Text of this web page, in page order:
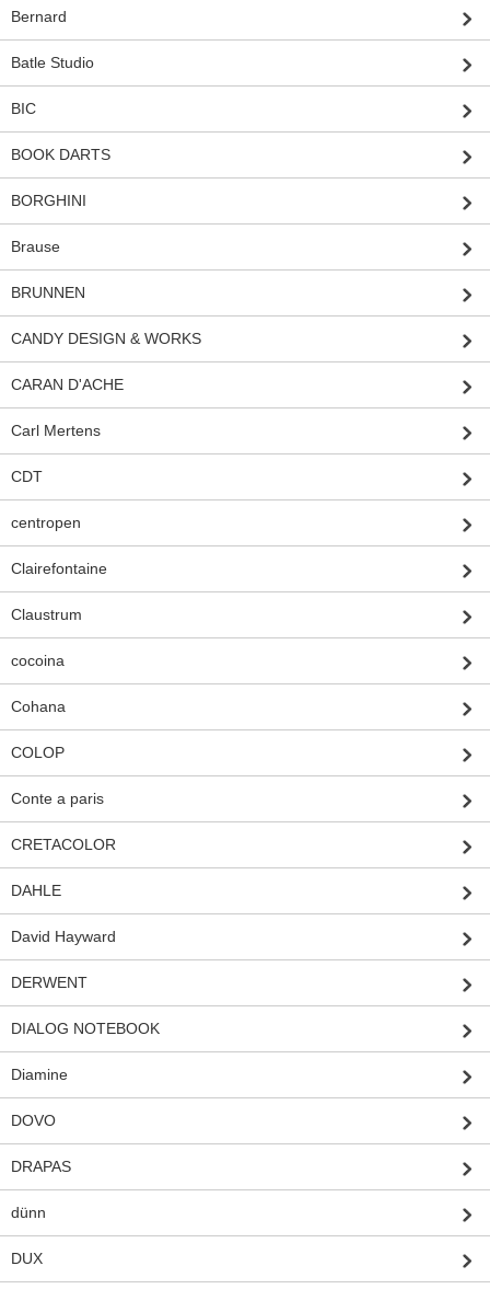
Bernard
Batle Studio
BIC
BOOK DARTS
BORGHINI
Brause
BRUNNEN
CANDY DESIGN & WORKS
CARAN D'ACHE
Carl Mertens
CDT
centropen
Clairefontaine
Claustrum
cocoina
Cohana
COLOP
Conte a paris
CRETACOLOR
DAHLE
David Hayward
DERWENT
DIALOG NOTEBOOK
Diamine
DOVO
DRAPAS
dünn
DUX